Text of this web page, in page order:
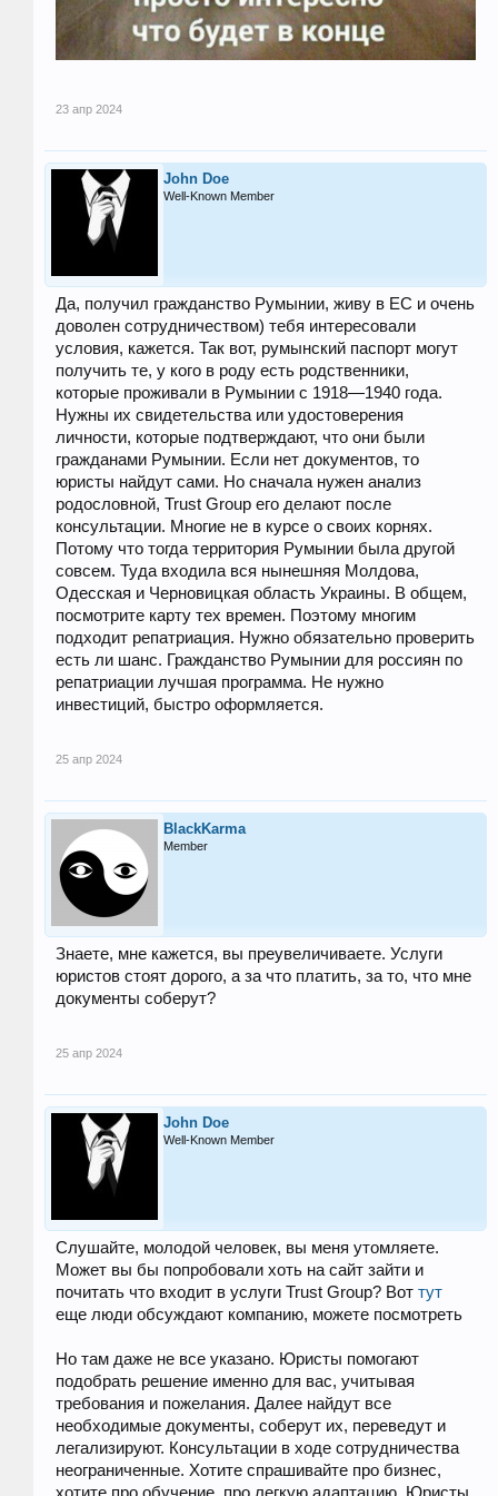
23 апр 2024
John Doe
Well-Known Member
Да, получил гражданство Румынии, живу в ЕС и очень
доволен сотрудничеством) тебя интересовали
условия, кажется. Так вот, румынский паспорт могут
получить те, у кого в роду есть родственники,
которые проживали в Румынии с 1918—1940 года.
Нужны их свидетельства или удостоверения
личности, которые подтверждают, что они были
гражданами Румынии. Если нет документов, то
юристы найдут сами. Но сначала нужен анализ
родословной, Trust Group его делают после
консультации. Многие не в курсе о своих корнях.
Потому что тогда территория Румынии была другой
совсем. Туда входила вся нынешняя Молдова,
Одесская и Черновицкая область Украины. В общем,
посмотрите карту тех времен. Поэтому многим
подходит репатриация. Нужно обязательно проверить
есть ли шанс. Гражданство Румынии для россиян по
репатриации лучшая программа. Не нужно
инвестиций, быстро оформляется.
25 апр 2024
BlackKarma
Member
Знаете, мне кажется, вы преувеличиваете. Услуги
юристов стоят дорого, а за что платить, за то, что мне
документы соберут?
25 апр 2024
John Doe
Well-Known Member
Слушайте, молодой человек, вы меня утомляете.
Может вы бы попробовали хоть на сайт зайти и
почитать что входит в услуги Trust Group? Вот тут
еще люди обсуждают компанию, можете посмотреть
Но там даже не все указано. Юристы помогают
подобрать решение именно для вас, учитывая
требования и пожелания. Далее найдут все
необходимые документы, соберут их, переведут и
легализируют. Консультации в ходе сотрудничества
неограниченные. Хотите спрашивайте про бизнес,